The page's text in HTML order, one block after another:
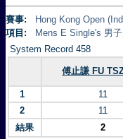
賽事:
Hong Kong Open
項目:
Mens E Single's 男
System Record 458
傅止謙 FU
1
11
2
11
結果
2